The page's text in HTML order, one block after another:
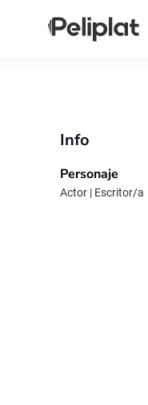
Info
Personaje
Actor | Escritor/a